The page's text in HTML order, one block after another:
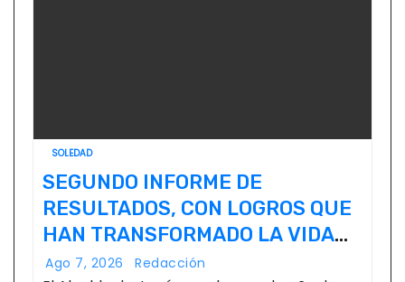
SOLEDAD
SEGUNDO INFORME DE
RESULTADOS, CON LOGROS QUE
HAN TRANSFORMADO LA VIDA
DE LOS SOLEDENSES: JUAN
Ago 7, 2026 Redacción